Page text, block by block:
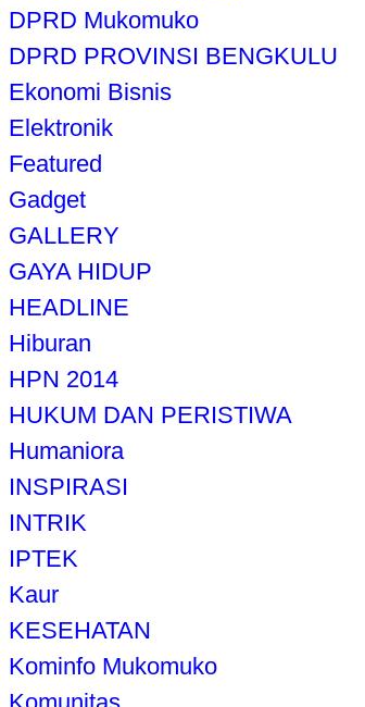
DPRD Mukomuko
DPRD PROVINSI BENGKULU
Ekonomi Bisnis
Elektronik
Featured
Gadget
GALLERY
GAYA HIDUP
HEADLINE
Hiburan
HPN 2014
HUKUM DAN PERISTIWA
Humaniora
INSPIRASI
INTRIK
IPTEK
Kaur
KESEHATAN
Kominfo Mukomuko